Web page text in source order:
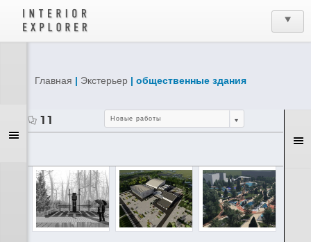
Главная | Экстерьер | общественные здания
11 Новые работы